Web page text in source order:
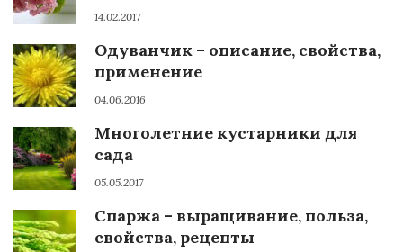
14.02.2017
Одуванчик – описание, свойства,
применение
04.06.2016
Многолетние кустарники для
сада
05.05.2017
Спаржа – выращивание, польза,
свойства, рецепты